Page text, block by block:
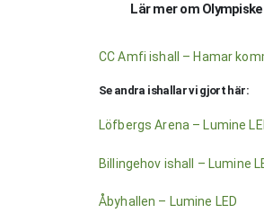
Lär mer om
CC Amfi ishall – Hamar
Se andra ishallar vi gjort här:
Löfbergs Arena – Lumine
Billingehov ishall – Lumine
Åbyhallen – Lumine LED